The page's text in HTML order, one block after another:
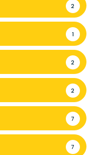
2
1
2
2
7
7